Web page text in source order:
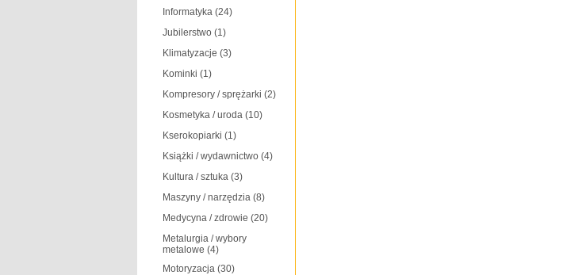
Informatyka (24)
Jubilerstwo (1)
Klimatyzacje (3)
Kominki (1)
Kompresory / sprężarki (2)
Kosmetyka / uroda (10)
Kserokopiarki (1)
Książki / wydawnictwo (4)
Kultura / sztuka (3)
Maszyny / narzędzia (8)
Medycyna / zdrowie (20)
Metalurgia / wybory
metalowe (4)
Motoryzacja (30)